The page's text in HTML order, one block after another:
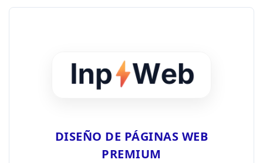
DISEÑO DE PÁGINAS WEB
PREMIUM